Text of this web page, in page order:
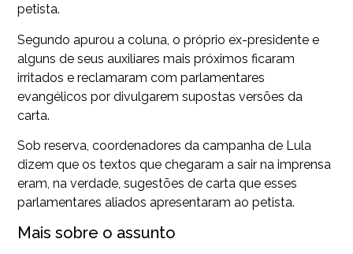
petista.
Segundo apurou a coluna, o próprio ex-presidente e
alguns de seus auxiliares mais próximos ficaram
irritados e reclamaram com parlamentares
evangélicos por divulgarem supostas versões da
carta.
Sob reserva, coordenadores da campanha de Lula
dizem que os textos que chegaram a sair na imprensa
eram, na verdade, sugestões de carta que esses
parlamentares aliados apresentaram ao petista.
Mais sobre o assunto